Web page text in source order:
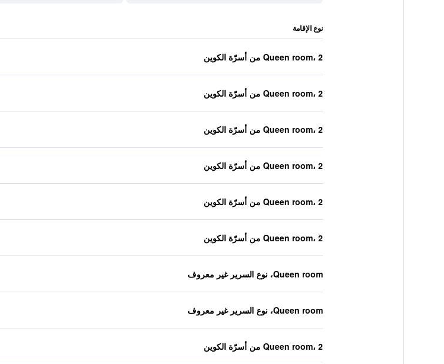
نوع الإقامة
Queen room، 2 من أسرّة الكوين
Queen room، 2 من أسرّة الكوين
Queen room، 2 من أسرّة الكوين
Queen room، 2 من أسرّة الكوين
Queen room، 2 من أسرّة الكوين
Queen room، 2 من أسرّة الكوين
Queen room، نوع السرير غير معروف
Queen room، نوع السرير غير معروف
Queen room، 2 من أسرّة الكوين